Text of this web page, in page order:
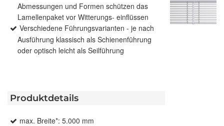
Abmessungen und Formen schützen das
Lamellenpaket vor Witterungs- einflüssen
Verschiedene Führungsvarianten - je nach
Ausführung klassisch als Schienenführung
oder optisch leicht als Seilführung
Produktdetails
max. Breite*: 5.000 mm